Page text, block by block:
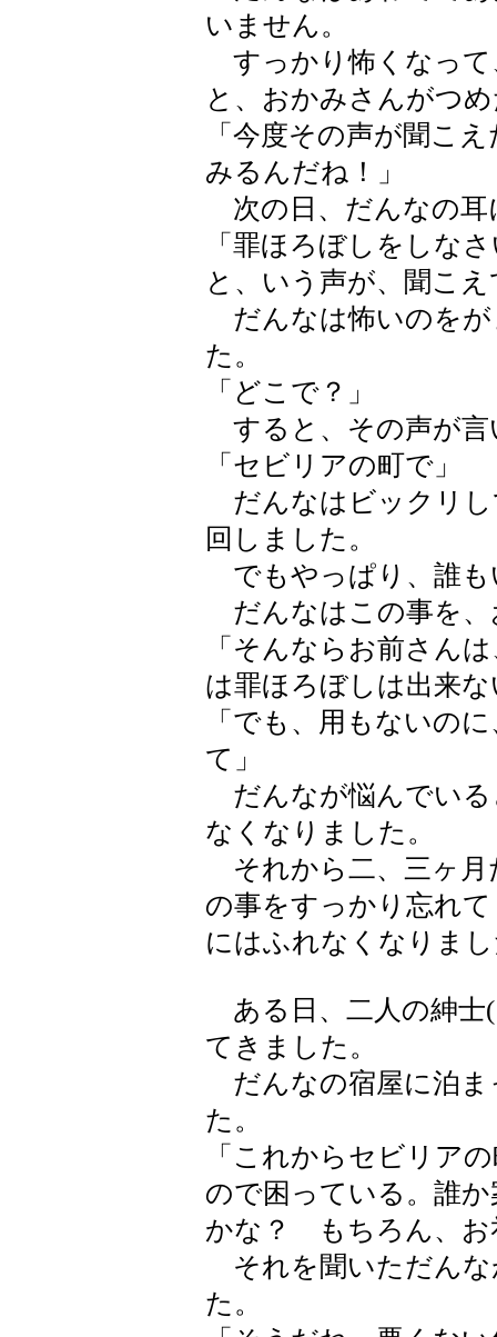
いません。
すっかり怖くなって
と、おかみさんがつ
「今度その声が聞こ
みるんだね！」
次の日、だんなの耳
「罪ほろぼしをしな
と、いう声が、聞こ
だんなは怖いのをが
た。
「どこで？」
すると、その声が言
「セビリアの町で」
だんなはビックリし
回しました。
でもやっぱり、誰も
だんなはこの事を、
「そんならお前さん
は罪ほろぼしは出来
「でも、用もないの
て」
だんなが悩んでいる
なくなりました。
それから二、三ヶ月
の事をすっかり忘れ
にはふれなくなりま
ある日、二人の紳士
てきました。
だんなの宿屋に泊ま
た。
「これからセビリア
ので困っている。誰
かな？ もちろん、お
それを聞いただんな
た。